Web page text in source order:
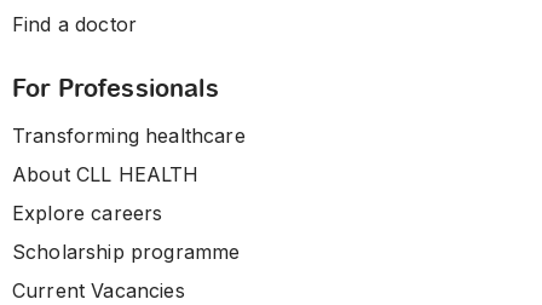
Find a doctor
For Professionals
Transforming healthcare
About CLL HEALTH
Explore careers
Scholarship programme
Current Vacancies